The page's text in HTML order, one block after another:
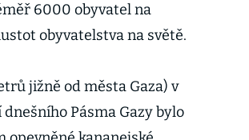
6000 obyvatel na
obyvatelstva na světě.
jižně od města Gaza) v
Pásma Gazy bylo